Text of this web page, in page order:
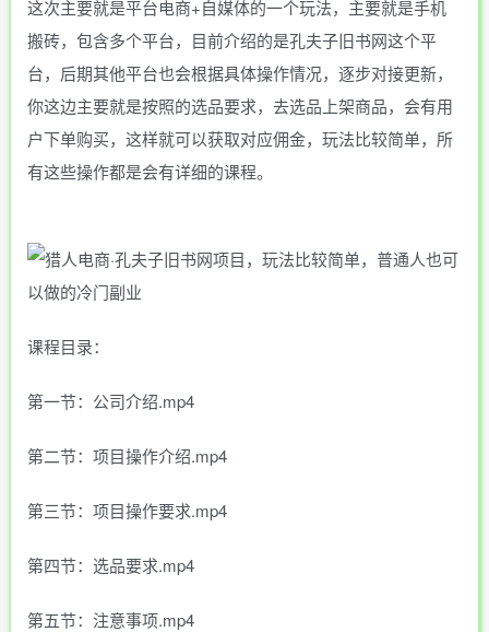
这次主要就是平台电商+自媒体的一个玩法，主要就是手机
搬砖，包含多个平台，目前介绍的是孔夫子旧书网这个平
台，后期其他平台也会根据具体操作情况，逐步对接更新，
你这边主要就是按照的选品要求，去选品上架商品，会有用
户下单购买，这样就可以获取对应佣金，玩法比较简单，所
有这些操作都是会有详细的课程。
课程目录：
第一节：公司介绍.mp4
第二节：项目操作介绍.mp4
第三节：项目操作要求.mp4
第四节：选品要求.mp4
第五节：注意事项.mp4